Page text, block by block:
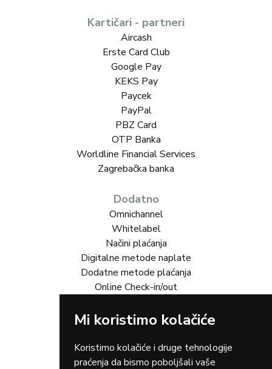
Mi koristimo kolačiće
Koristimo kolačiće i druge tehnologije
praćenja da bismo poboljšali vaše
Kartičari - partneri
Aircash
Erste Card Club
Google Pay
KEKS Pay
Paycek
PayPal
PBZ Card
OTP Banka
Worldline Financial Services
Zagrebačka banka
Dodatno
Omnichannel
Whitelabel
Načini plaćanja
Digitalne metode naplate
Dodatne metode plaćanja
Online Check-in/out
Rješenja za vas
Turizam
Gastro